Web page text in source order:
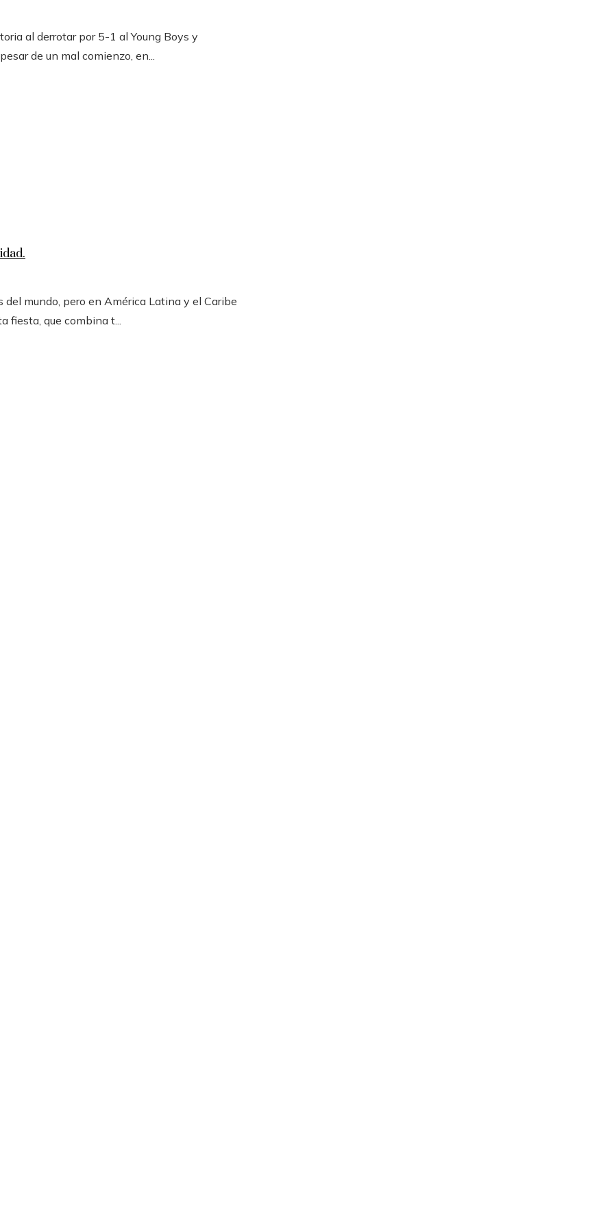
al derrotar por 5-1 al Young Boys y
de un mal comienzo, en...
mundo, pero en América Latina y el Caribe
fiesta, que combina t...